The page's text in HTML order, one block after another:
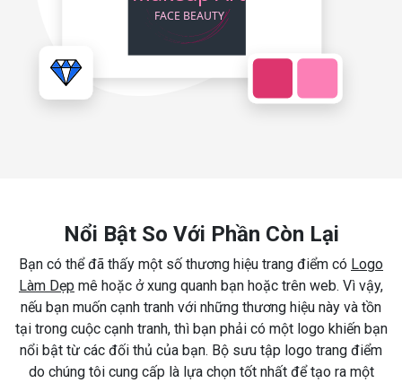
Nổi Bật So Với Phần Còn Lại
Bạn có thể đã thấy một số thương hiệu trang điểm có Logo
Làm Dẹp mê hoặc ở xung quanh bạn hoặc trên web. Vì vậy,
nếu bạn muốn cạnh tranh với những thương hiệu này và tồn
tại trong cuộc cạnh tranh, thì bạn phải có một logo khiến bạn
nổi bật từ các đối thủ của bạn. Bộ sưu tập logo trang điểm
do chúng tôi cung cấp là lựa chọn tốt nhất để tạo ra một